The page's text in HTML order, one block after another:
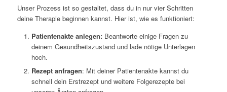
Unser Prozess ist so gestaltet, dass du in nur vier Schritten
deine Therapie beginnen kannst. Hier ist, wie es funktioniert:
Patientenakte anlegen:Beantworte einige Fragen zu
deinem Gesundheitszustand und lade nötige Unterlagen
hoch.
Rezept anfragen: Mit deiner Patientenakte kannst du
schnell dein Erstrezept und weitere Folgerezepte bei